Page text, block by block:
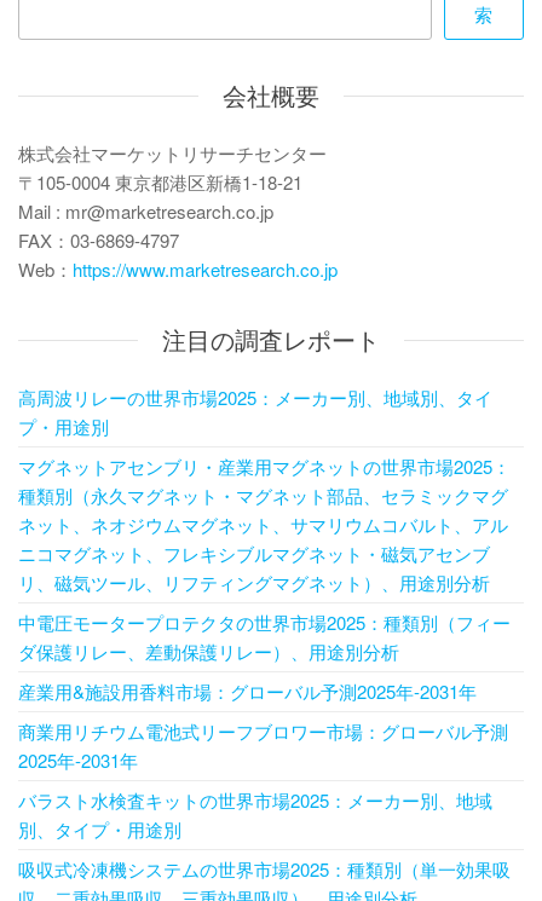
シ
ン
索
会社概要
株式会社マーケットリサーチセンター
〒105-0004 東京都港区新橋1-18-21
Mail : mr@marketresearch.co.jp
FAX：03-6869-4797
Web： https://www.marketresearch.co.jp
注目の調査レポート
高周波リレーの世界市場2025：メーカー別、地域別、タイ
プ・用途別
マグネットアセンブリ・産業用マグネットの世界市場2025：
種類別（永久マグネット・マグネット部品、セラミックマグ
ネット、ネオジウムマグネット、サマリウムコバルト、アル
ニコマグネット、フレキシブルマグネット・磁気アセンブ
リ、磁気ツール、リフティングマグネット）、用途別分析
中電圧モータープロテクタの世界市場2025：種類別（フィー
ダ保護リレー、差動保護リレー）、用途別分析
産業用&施設用香料市場：グローバル予測2025年-2031年
商業用リチウム電池式リーフブロワー市場：グローバル予測
2025年-2031年
バラスト水検査キットの世界市場2025：メーカー別、地域
別、タイプ・用途別
吸収式冷凍機システムの世界市場2025：種類別（単一効果吸